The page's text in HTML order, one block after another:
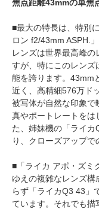
焦点距離43mmの単焦
■最大の特長は、特別
ロン f2/43mm ASPH.
レンズは世界最高峰の
すが、特にこのレンズ
能を誇ります。43mm
近く、高精細576万ド
被写体が自然な印象で
真やポートレートをは
た、姉妹機の「ライ
り、クローズアップで
■「ライカ アポ・ズミ
ゆえの複雑なレンズ構
らず「ライカQ3 43」
ています。それでも描